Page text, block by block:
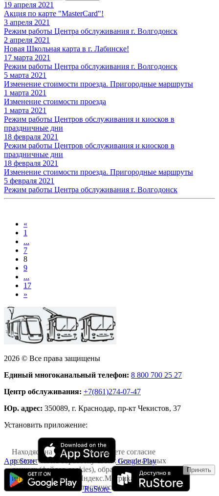
19 апреля 2021
Акция по карте "MasterCard"!
3 апреля 2021
Режим работы Центра обслуживания г. Волгодонск
2 апреля 2021
Новая Школьная карта в г. Лабинске!
17 марта 2021
Режим работы Центра обслуживания г. Волгодонск
5 марта 2021
Изменение стоимости проезда. Пригородные маршруты
1 марта 2021
Изменение стоимости проезда
1 марта 2021
Режим работы Центров обслуживания и киосков в
праздничные дни
18 февраля 2021
Режим работы Центров обслуживания и киосков в
праздничные дни
18 февраля 2021
Изменение стоимости проезда. Пригородные маршруты
5 февраля 2021
Режим работы Центра обслуживания г. Волгодонск
«
1
...
7
8
9
...
17
»
2026 © Все права защищены
Единый многоканальный телефон: 8 800 700 25 27
Центр обслуживания: +7(861)274-07-47
Юр. адрес: 350089, г. Краснодар, пр-кт Чекистов, 37
Установить приложение:
App Store Google Play
RuStore
Находясь на сайте, Вы выражаете согласие
посетителя на обработку своих персональных
данных (файлов cookies), обрабатываемых
интернет-сервисом Яндекс.Метрика
исключительно в статистических целях
Принять